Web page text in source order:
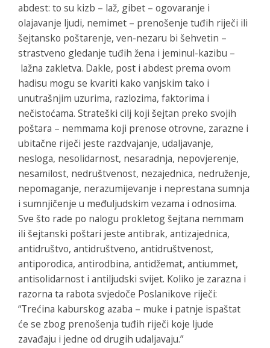
abdest: to su kizb – laž, gibet – ogovaranje i
olajavanje ljudi, nemimet – prenošenje tuđih riječi ili
šejtansko poštarenje, ven-nezaru bi šehvetin –
strastveno gledanje tuđih žena i jeminul-kazibu –
lažna zakletva. Dakle, post i abdest prema ovom
hadisu mogu se kvariti kako vanjskim tako i
unutrašnjim uzurima, razlozima, faktorima i
nečistoćama. Strateški cilj koji šejtan preko svojih
poštara – nemmama koji prenose otrovne, zarazne i
ubitačne riječi jeste razdvajanje, udaljavanje,
nesloga, nesolidarnost, nesaradnja, nepovjerenje,
nesamilost, nedruštvenost, nezajednica, nedruženje,
nepomaganje, nerazumijevanje i neprestana sumnja
i sumnjičenje u međuljudskim vezama i odnosima.
Sve što rade po nalogu prokletog šejtana nemmam
ili šejtanski poštari jeste antibrak, antizajednica,
antidruštvo, antidruštveno, antidruštvenost,
antiporodica, antirodbina, antidžemat, antiummet,
antisolidarnost i antiljudski svijet. Koliko je zarazna i
razorna ta rabota svjedoče Poslanikove riječi:
“Trećina kaburskog azaba – muke i patnje ispaštat
će se zbog prenošenja tuđih riječi koje ljude
zavađaju i jedne od drugih udaljavaju.”